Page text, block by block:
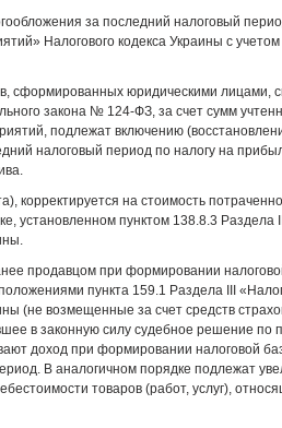
за последний налоговый
Налогового кодекса Украины с
сформированных юридическими лицами,
закона № 124-ФЗ, за счет сумм
подлежат включению
налоговый период по налогу на
корректируется на стоимость
установленном пунктом 138.8.3
продавцом при формировании
пункта 159.1 Раздела III
(не возмещенные за счет средств
в законную силу судебное решение по
доход при формировании налоговой
В аналогичном порядке подлежат
товаров (работ, услуг),